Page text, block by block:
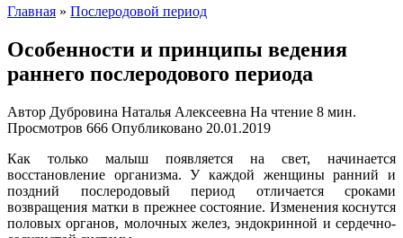
Главная » Послеродовой период
Особенности и принципы ведения
раннего послеродового периода
Автор Дубровина Наталья Алексеевна На чтение 8 мин.
Просмотров 666 Опубликовано 20.01.2019
Как только малыш появляется на свет, начинается
восстановление организма. У каждой женщины ранний и
поздний послеродовый период отличается сроками
возвращения матки в прежнее состояние. Изменения коснутся
половых органов, молочных желез, эндокринной и сердечно-